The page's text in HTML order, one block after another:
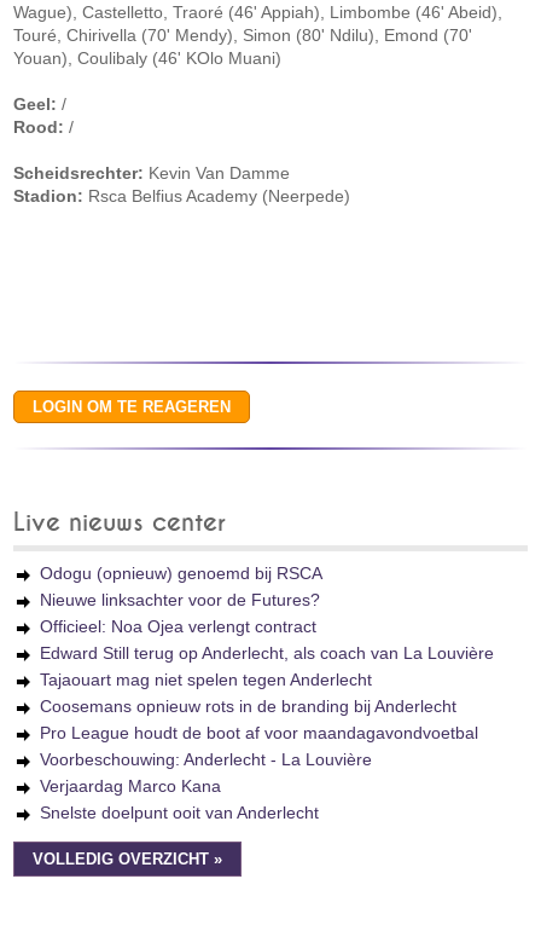
Wague), Castelletto, Traoré (46' Appiah), Limbombe (46' Abeid),
Touré, Chirivella (70' Mendy), Simon (80' Ndilu), Emond (70'
Youan), Coulibaly (46' KOlo Muani)
Geel: /
Rood: /
Scheidsrechter: Kevin Van Damme
Stadion: Rsca Belfius Academy (Neerpede)
Live nieuws center
Odogu (opnieuw) genoemd bij RSCA
Nieuwe linksachter voor de Futures?
Officieel: Noa Ojea verlengt contract
Edward Still terug op Anderlecht, als coach van La Louvière
Tajaouart mag niet spelen tegen Anderlecht
Coosemans opnieuw rots in de branding bij Anderlecht
Pro League houdt de boot af voor maandagavondvoetbal
Voorbeschouwing: Anderlecht - La Louvière
Verjaardag Marco Kana
Snelste doelpunt ooit van Anderlecht
VOLLEDIG OVERZICHT »